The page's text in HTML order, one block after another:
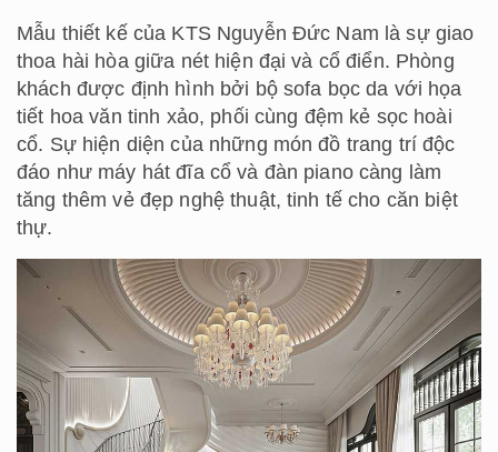
Mẫu thiết kế của KTS Nguyễn Đức Nam là sự giao
thoa hài hòa giữa nét hiện đại và cổ điển. Phòng
khách được định hình bởi bộ sofa bọc da với họa
tiết hoa văn tinh xảo, phối cùng đệm kẻ sọc hoài
cổ. Sự hiện diện của những món đồ trang trí độc
đáo như máy hát đĩa cổ và đàn piano càng làm
tăng thêm vẻ đẹp nghệ thuật, tinh tế cho căn biệt
thự.